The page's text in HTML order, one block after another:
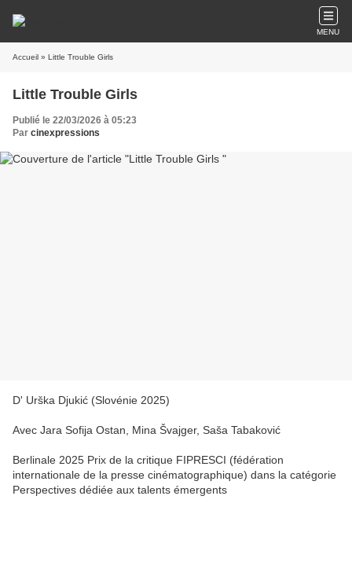
MENU
Accueil » Little Trouble Girls
Little Trouble Girls
Publié le 22/03/2026 à 05:23
Par cinexpressions
D' Urška Djukić (Slovénie 2025)
Avec Jara Sofija Ostan, Mina Švajger, Saša Tabaković
Berlinale 2025 Prix de la critique FIPRESCI (fédération
internationale de la presse cinématographique) dans la catégorie
Perspectives dédiée aux talents émergents